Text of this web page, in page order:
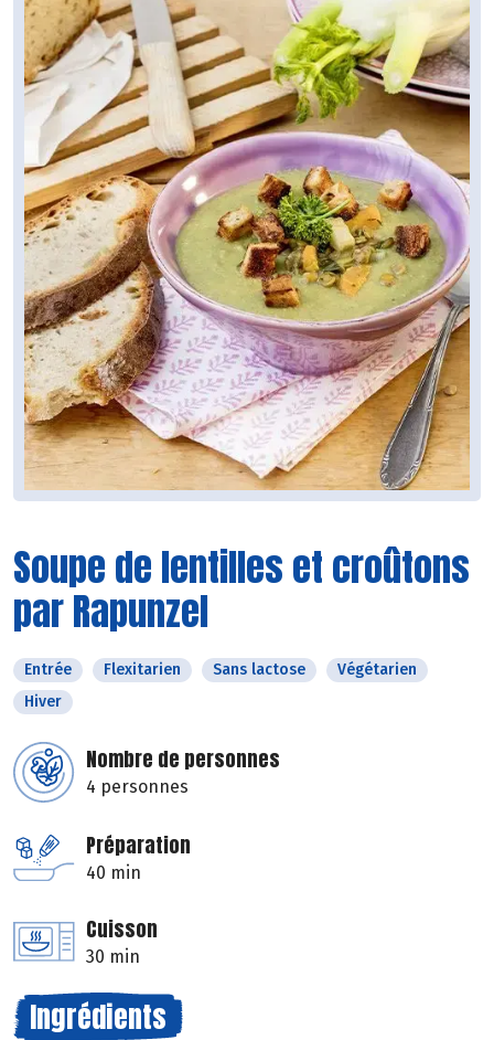
Soupe de lentilles et croûtons
par Rapunzel
Entrée Flexitarien Sans lactose
Végétarien
Hiver
Nombre de personnes
4 personnes
Préparation
40 min
Cuisson
30 min
Ingrédients